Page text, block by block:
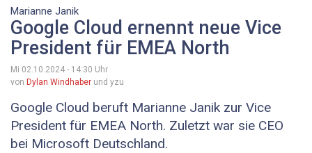
Marianne Janik
Google Cloud ernennt neue Vice
President für EMEA North
Mi 02.10.2024 - 14:30 Uhr
von Dylan Windhaber und yzu
Google Cloud beruft Marianne Janik zur Vice
President für EMEA North. Zuletzt war sie CEO
bei Microsoft Deutschland.